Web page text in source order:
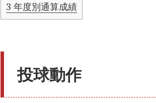
3 年度別通算成績
投球動作